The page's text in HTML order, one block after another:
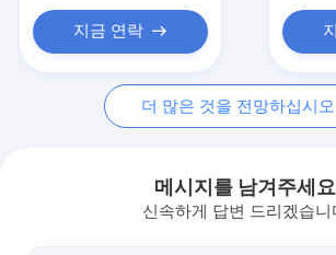
신발 디스플레이 걸이
옷가게 정착물
지금 연락
더 많은 것을 전망하십시오
메시지를 남겨주세요
신속하게 답변 드리겠습니